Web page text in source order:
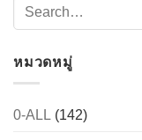
หมวดหมู่
0-ALL (142)